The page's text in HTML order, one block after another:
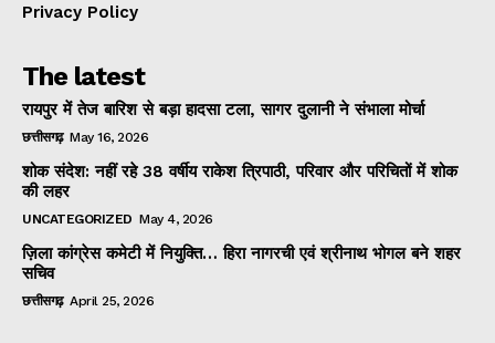
Privacy Policy
The latest
रायपुर में तेज बारिश से बड़ा हादसा टला, सागर दुलानी ने संभाला मोर्चा
छत्तीसगढ़ May 16, 2026
शोक संदेश: नहीं रहे 38 वर्षीय राकेश त्रिपाठी, परिवार और परिचितों में शोक
की लहर
UNCATEGORIZED May 4, 2026
ज़िला कांग्रेस कमेटी में नियुक्ति… हिरा नागरची एवं श्रीनाथ भोगल बने शहर
सचिव
छत्तीसगढ़ April 25, 2026